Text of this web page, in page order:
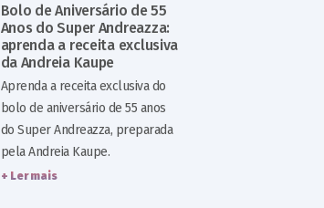
Bolo de Aniversário de 55
Anos do Super Andreazza:
aprenda a receita exclusiva
da Andreia Kaupe
Aprenda a receita exclusiva do
bolo de aniversário de 55 anos
do Super Andreazza, preparada
pela Andreia Kaupe.
+ Ler mais